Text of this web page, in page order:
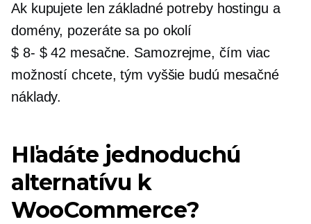
Ak kupujete len základné potreby hostingu a
domény, pozeráte sa po okolí
$ 8- $ 42 mesačne. Samozrejme, čím viac
možností chcete, tým vyššie budú mesačné
náklady.
Hľadáte jednoduchú
alternatívu k
WooCommerce?